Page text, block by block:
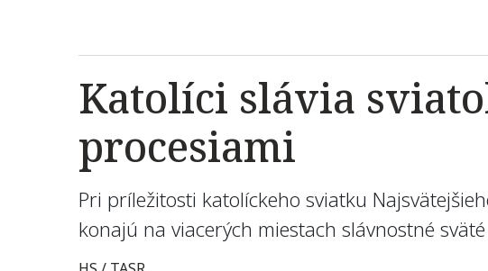
Katolíci slávia
procesiami
Pri príležitosti katolíckeho sviatku
konajú na viacerých miestach slávnostné